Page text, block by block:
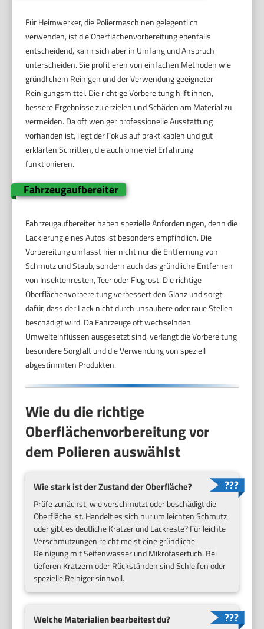
Für Heimwerker, die Poliermaschinen gelegentlich
verwenden, ist die Oberflächenvorbereitung ebenfalls
entscheidend, kann sich aber in Umfang und Anspruch
unterscheiden. Sie profitieren von einfachen Methoden wie
gründlichem Reinigen und der Verwendung geeigneter
Reinigungsmittel. Die richtige Vorbereitung hilft ihnen,
bessere Ergebnisse zu erzielen und Schäden am Material zu
vermeiden. Da oft weniger professionelle Ausstattung
vorhanden ist, liegt der Fokus auf praktikablen und gut
erklärten Schritten, die auch ohne viel Erfahrung
funktionieren.
Fahrzeugaufbereiter
Fahrzeugaufbereiter haben spezielle Anforderungen, denn die
Lackierung eines Autos ist besonders empfindlich. Die
Vorbereitung umfasst hier nicht nur die Entfernung von
Schmutz und Staub, sondern auch das gründliche Entfernen
von Insektenresten, Teer oder Flugrost. Die richtige
Oberflächenvorbereitung verbessert den Glanz und sorgt
dafür, dass der Lack nicht durch unsaubere oder raue Stellen
beschädigt wird. Da Fahrzeuge oft wechselnden
Umwelteinflüssen ausgesetzt sind, verlangt die Vorbereitung
besondere Sorgfalt und die Verwendung von speziell
abgestimmten Produkten.
Wie du die richtige
Oberflächenvorbereitung vor
dem Polieren auswählst
Wie stark ist der Zustand der Oberfläche?
Prüfe zunächst, wie verschmutzt oder beschädigt die
Oberfläche ist. Handelt es sich nur um leichten Schmutz
oder gibt es deutliche Kratzer und Lackreste? Für leichte
Verschmutzungen reicht meist eine gründliche
Reinigung mit Seifenwasser und Mikrofasertuch. Bei
tieferen Kratzern oder Rückständen sind Schleifen oder
spezielle Reiniger sinnvoll.
Welche Materialien bearbeitest du?